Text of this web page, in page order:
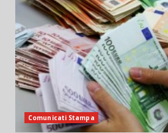
Comunicati Stampa